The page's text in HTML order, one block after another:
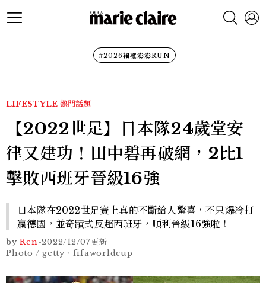
#2026裙襬澎澎RUN
LIFESTYLE 熱門話題
【2022世足】日本隊24歲堂安
律又建功！田中碧再破網，2比1
擊敗西班牙晉級16強
日本隊在2022世足賽上真的不斷給人驚喜，不只爆冷打
贏德國，並奇蹟式反超西班牙，順利晉級16強啦！
by Ren-2022/12/07更新
Photo / getty、fifaworldcup